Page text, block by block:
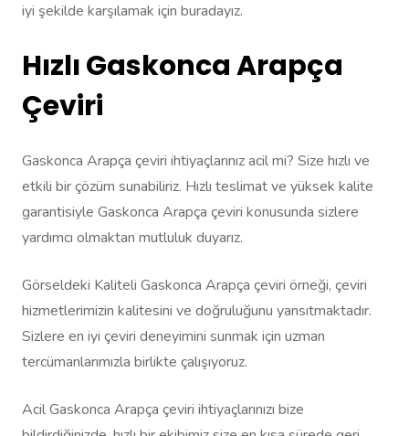
iyi şekilde karşılamak için buradayız.
Hızlı Gaskonca Arapça
Çeviri
Gaskonca Arapça çeviri ihtiyaçlarınız acil mi? Size hızlı ve
etkili bir çözüm sunabiliriz. Hızlı teslimat ve yüksek kalite
garantisiyle Gaskonca Arapça çeviri konusunda sizlere
yardımcı olmaktan mutluluk duyarız.
Görseldeki Kaliteli Gaskonca Arapça çeviri örneği, çeviri
hizmetlerimizin kalitesini ve doğruluğunu yansıtmaktadır.
Sizlere en iyi çeviri deneyimini sunmak için uzman
tercümanlarımızla birlikte çalışıyoruz.
Acil Gaskonca Arapça çeviri ihtiyaçlarınızı bize